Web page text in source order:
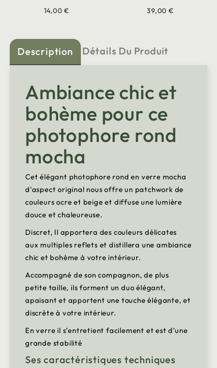
14,00 € 39,00 €
Description Détails Du Produit
Ambiance chic et
bohème pour ce
photophore rond
mocha
Cet élégant photophore rond en verre mocha
d'aspect original nous offre un patchwork de
couleurs ocre et beige et diffuse une lumière
douce et chaleureuse.
Discret, Il apportera des couleurs délicates
aux multiples reflets et distillera une ambiance
chic et bohème à votre intérieur.
Accompagné de son compagnon, de plus
petite taille, ils forment un duo élégant,
apaisant et apportent une touche élégante, et
discrète à votre intérieur.
En verre il s’entretient facilement et est d’une
grande stabilité
Ses caractéristiques techniques